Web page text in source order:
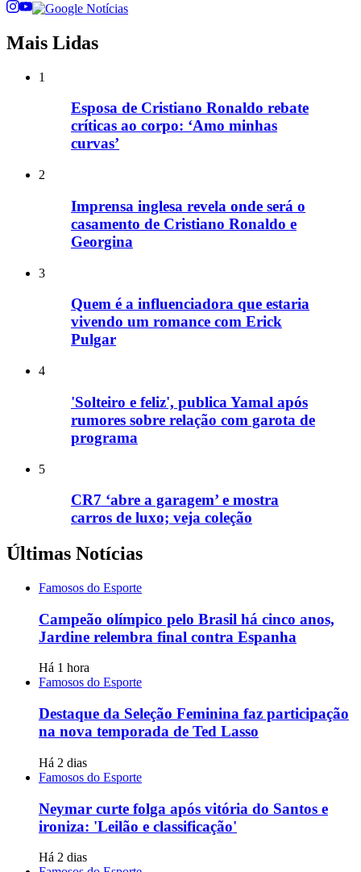
Mais Lidas
1
Esposa de Cristiano Ronaldo rebate
críticas ao corpo: ‘Amo minhas
curvas’
2
Imprensa inglesa revela onde será o
casamento de Cristiano Ronaldo e
Georgina
3
Quem é a influenciadora que estaria
vivendo um romance com Erick
Pulgar
4
'Solteiro e feliz', publica Yamal após
rumores sobre relação com garota de
programa
5
CR7 ‘abre a garagem’ e mostra
carros de luxo; veja coleção
Últimas Notícias
Famosos do Esporte
Campeão olímpico pelo Brasil há cinco anos,
Jardine relembra final contra Espanha
Há 1 hora
Famosos do Esporte
Destaque da Seleção Feminina faz participação
na nova temporada de Ted Lasso
Há 2 dias
Famosos do Esporte
Neymar curte folga após vitória do Santos e
ironiza: 'Leilão e classificação'
Há 2 dias